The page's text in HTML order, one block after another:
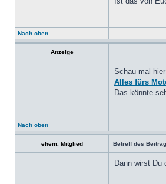
Nach oben
Anzeige
Schau mal
Alles fürs
Das könnte
Nach oben
ehem. Mitglied Betreff des
Dann wirst Du